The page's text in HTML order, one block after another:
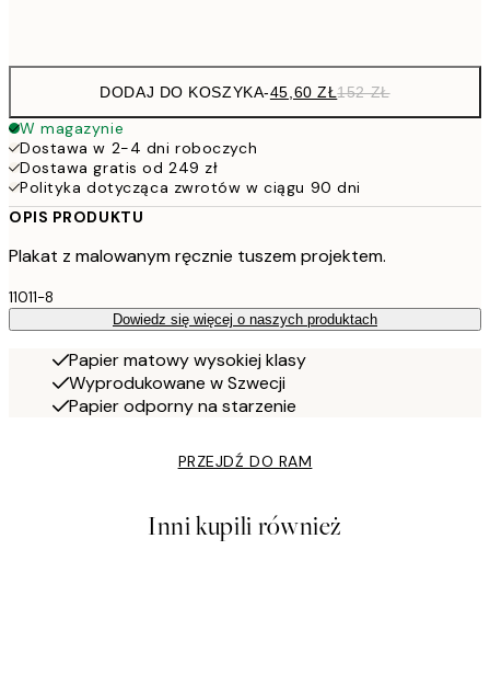
DODAJ DO KOSZYKA-45,60 ZŁ152 ZŁ
W magazynie
Dostawa w 2-4 dni roboczych
Dostawa gratis od 249 zł
Polityka dotycząca zwrotów w ciągu 90 dni
OPIS PRODUKTU
Plakat z malowanym ręcznie tuszem projektem.
11011-8
Dowiedz się więcej o naszych produktach
Papier matowy wysokiej klasy
Wyprodukowane w Szwecji
Papier odporny na starzenie
PRZEJDŹ DO RAM
Inni kupili również